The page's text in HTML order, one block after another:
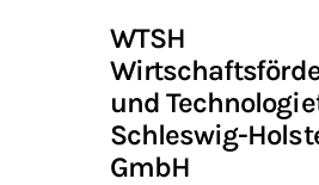
WTSH
und
Schleswig-
GmbH